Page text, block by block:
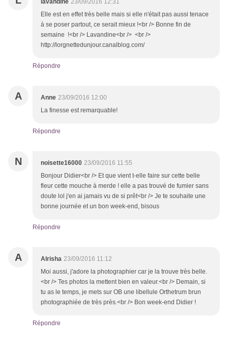
lavandine 23/09/2016 12:31
Elle est en effet très belle mais si elle n'était pas aussi tenace
à se poser partout, ce serait mieux !<br /> Bonne fin de
semaine !<br /> Lavandine<br /> <br />
http://lorgnettedunjour.canalblog.com/
Répondre
A Anne 23/09/2016 12:00
La finesse est remarquable!
Répondre
N noisette16000 23/09/2016 11:55
Bonjour Didier<br /> Et que vient t-elle faire sur cette belle
fleur cette mouche à merde ! elle a pas trouvé de fumier sans
doute lol j'en ai jamais vu de si prêt<br /> Je te souhaite une
bonne journée et un bon week-end, bisous
Répondre
A Alrisha 23/09/2016 11:12
Moi aussi, j'adore la photographier car je la trouve très belle.
<br /> Tes photos la mettent bien en valeur.<br /> Demain, si
tu as le temps, je mets sur OB une libellule Orthetrum brun
photographiée de très près.<br /> Bon week-end Didier !
Répondre